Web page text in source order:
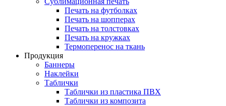
Печать на футболках
Печать на шопперах
Печать на толстовках
Печать на кружках
Термоперенос на ткань
Продукция
Баннеры
Наклейки
Таблички
Таблички из пластика ПВХ
Таблички из композита